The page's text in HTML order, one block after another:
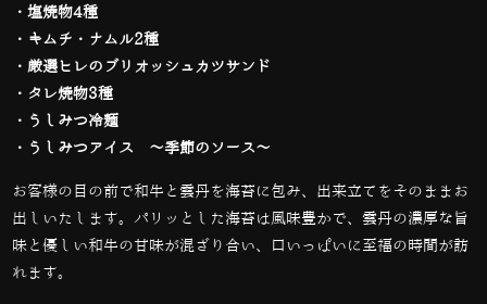
・塩焼物4種
・キムチ・ナムル2種
・厳選ヒレのブリオッシュカツサンド
・タレ焼物3種
・うしみつ冷麺
・うしみつアイス ～季節のソース～
お客様の目の前で和牛と雲丹を海苔に包み、出来立てをそのままお
出しいたします。パリッとした海苔は風味豊かで、雲丹の濃厚な旨
味と優しい和牛の甘味が混ざり合い、口いっぱいに至福の時間が訪
れます。